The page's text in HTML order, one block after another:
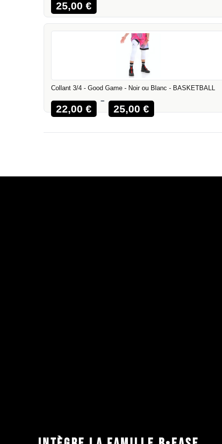
25,00€
Collant 3/4 - Good Game - Noir ou Blanc - BASKETBALL
22,00€
–
25,00€